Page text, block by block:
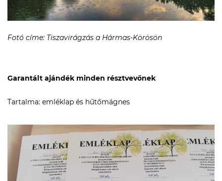
Fotó címe: Tiszavirágzás a Hármas-Körösön
Garantált ajándék minden résztvevőnek
Tartalma: emléklap és hűtőmágnes